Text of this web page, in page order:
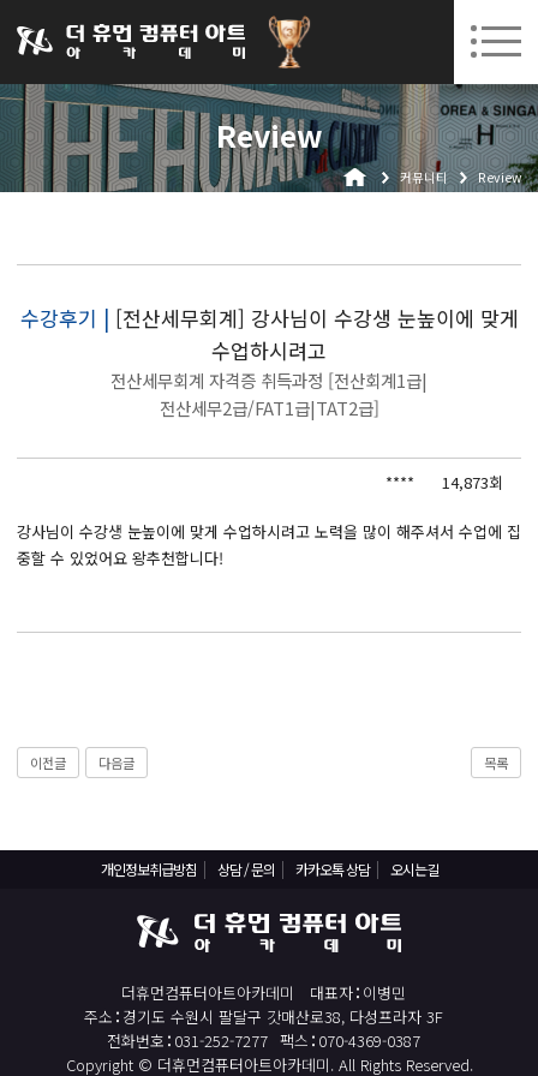
031-252-7277 수원캠퍼스 개강 08. 12.(수)
로그인 회원가입 고객센터
Review
커뮤니티 Review
수강후기 | [전산세무회계] 강사님이 수강생 눈높이에 맞게
수업하시려고
전산세무회계 자격증 취득과정 [전산회계1급|
전산세무2급/FAT1급|TAT2급]
**** 14,873회
강사님이 수강생 눈높이에 맞게 수업하시려고 노력을 많이 해주셔서 수업에 집
중할 수 있었어요 왕추천합니다!
이전글 다음글 목록
개인정보취급방침 상담 / 문의 카카오톡 상담 오시는길
더휴먼컴퓨터아트아카데미 대표자 이병민
주소 경기도 수원시 팔달구 갓매산로38, 다성프라자 3F
전화번호 031-252-7277 팩스 070-4369-0387
Copyright © 더휴먼컴퓨터아트아카데미. All Rights Reserved.
아카데미소개
인사말
오시는길
실업자
React, Veu 프레임워크 기반 프론트엔드 개발 양성 지원
컴퓨터활용능력2급(필기+실기) 및 ITQ자격증 취득(한글,엑셀,파워포인트)
직업상담사 2급 (필기+실기) 자격증 취득과정
포토샵 자격증 취득과정(GTQ1급)
전산회계 1급 / FAT 1급 자격증 취득과정
전산세무 2급 / TAT 2급 자격증 취득과정